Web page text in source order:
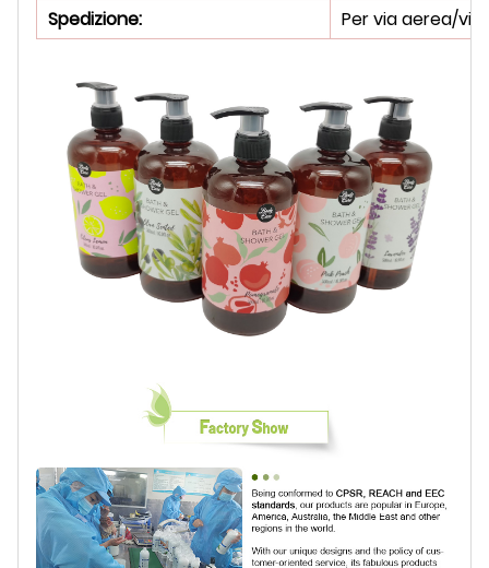
Spedizione:
Per via aerea/